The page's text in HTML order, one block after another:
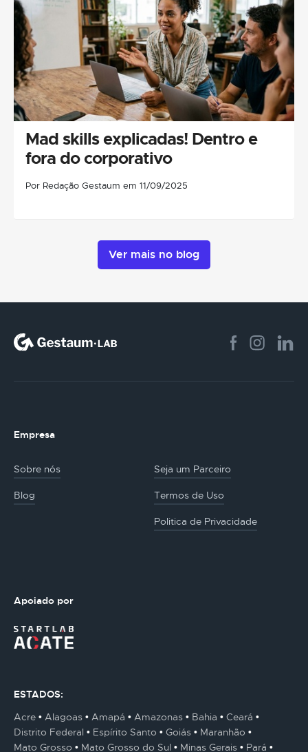
Mad skills explicadas! Dentro e
fora do corporativo
Por Redação Gestaum em 11/09/2025
Ver mais no blog
Empresa
Sobre nós Seja um Parceiro
Blog Termos de Uso
Politica de Privacidade
Apoiado por
ESTADOS:
Acre
Alagoas Amapá Amazonas Bahia
Ceará
Distrito Federal
Espírito Santo Goiás
Maranhão
Mato Grosso
Mato Grosso do Sul Minas Gerais Pará